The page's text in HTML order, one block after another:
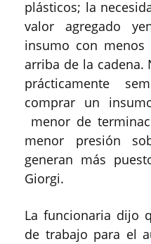
plásticos; la
valor agregado
insumo con
arriba de la
prácticamente
comprar un
menor de
menor presión
generan más
Giorgi.
La funcionaria dijo
de trabajo para el